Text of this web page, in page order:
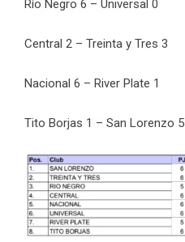
Río Negro 6 – Universal 0
Central 2 – Treinta y Tres 3
Nacional 6 – River Plate 1
Tito Borjas 1 – San Lorenzo 5